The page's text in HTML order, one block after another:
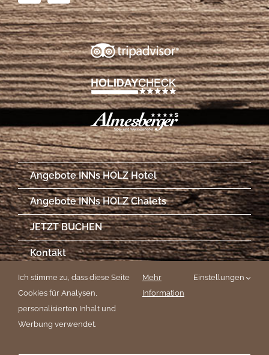
Angebote INNs HOLZ Hotel
Angebote INNs HOLZ Chalets
JETZT BUCHEN
Kontakt
Impressionen
Newsletter
Impressum
Ich stimme zu, dass diese Seite
Cookies für Analysen,
personalisierten Inhalt und
Werbung verwendet.
Mehr
Information
Einstellungen